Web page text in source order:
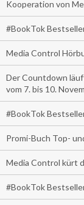
Kooperation von
#BookTok
Media Control
Der Countdown
vom 7. bis 10.
#BookTok
Promi-Buch Top-
Media Control kürt
#BookTok